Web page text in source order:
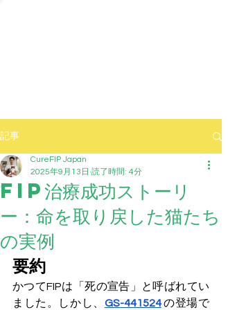
記事
FIP治療成功ストーリ
ー：命を取り戻した猫たち
の実例
CureFIP Japan
2025年9月13日 読了時間: 4分
要約
かつてFIPは「死の宣告」と呼ばれてい
ました。しかし、 GS-441524 の登場で